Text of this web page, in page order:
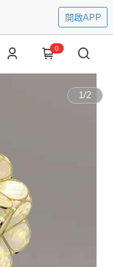
開啟APP
0
1/2